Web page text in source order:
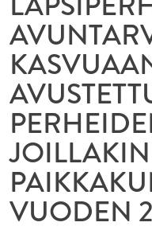
JOILLAKIN
VUODEN